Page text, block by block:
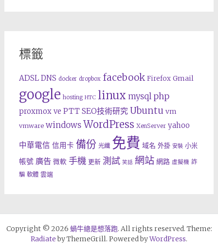
標籤
ADSL DNS docker dropbox facebook Firefox Gmail
google hosting HTC linux mysql php
proxmox ve PTT SEO技術研究 Ubuntu vm
vmware windows WordPress XenServer yahoo
中華電信 信用卡 備份 光纖 免費 域名 外掛 安裝 小米
帳號 廣告 微軟 手機 更新 測試 笑話 網站 網路 虛擬機 詐
騙 軟體 雲端
Copyright © 2026 蝸牛總是想落跑. All rights reserved. Theme:
Radiateby ThemeGrill. Powered byWordPress.